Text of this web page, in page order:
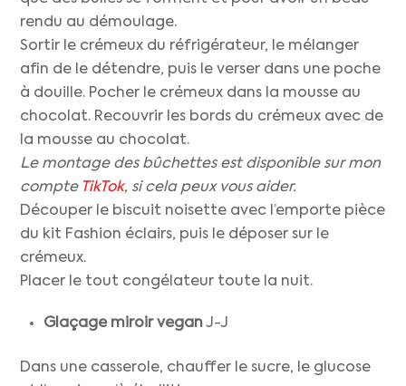
rendu au démoulage.
Sortir le crémeux du réfrigérateur, le mélanger
afin de le détendre, puis le verser dans une poche
à douille. Pocher le crémeux dans la mousse au
chocolat. Recouvrir les bords du crémeux avec de
la mousse au chocolat.
Le montage des bûchettes est disponible sur mon
compte TikTok, si cela peux vous aider.
Découper le biscuit noisette avec l’emporte pièce
du kit Fashion éclairs, puis le déposer sur le
crémeux.
Placer le tout congélateur toute la nuit.
Glaçage miroir veganJ-J
Dans une casserole, chauffer le sucre, le glucose